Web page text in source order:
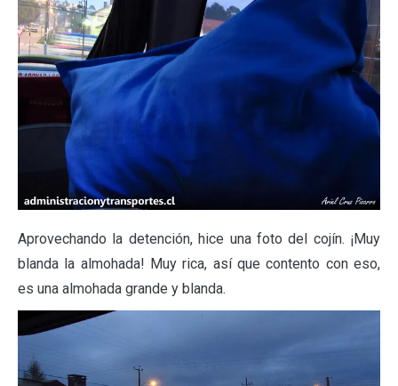
Aprovechando la detención, hice una foto del cojín. ¡Muy
blanda la almohada! Muy rica, así que contento con eso,
es una almohada grande y blanda.